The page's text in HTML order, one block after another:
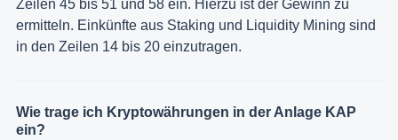
Zeilen 45 bis 51 und 58 ein. Hierzu ist der Gewinn zu
ermitteln. Einkünfte aus Staking und Liquidity Mining sind
in den Zeilen 14 bis 20 einzutragen.
Wie trage ich Kryptowährungen in der Anlage KAP
ein?